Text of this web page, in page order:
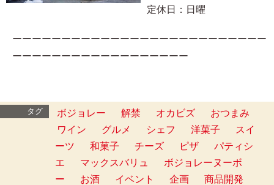
定休日：日曜
ーーーーーーーーーーーーーーーーーーーーーーーーーー
ーーーーーーーーーーーーーーーーーー
タグ ボジョレー 解禁 オカビズ
おつまみ
ワイン
グルメ シェフ 洋菓子
スイ
ーツ
和菓子 チーズ ピザ
パティシ
エ
マックスバリュ
ボジョレーヌーボ
ー
お酒 イベント 企画
商品開発